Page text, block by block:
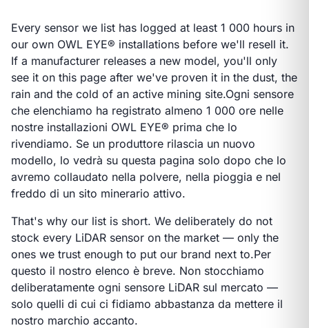
Every sensor we list has logged at least 1 000 hours in
our own OWL EYE® installations before we'll resell it.
If a manufacturer releases a new model, you'll only
see it on this page after we've proven it in the dust, the
rain and the cold of an active mining site.Ogni sensore
che elenchiamo ha registrato almeno 1 000 ore nelle
nostre installazioni OWL EYE® prima che lo
rivendiamo. Se un produttore rilascia un nuovo
modello, lo vedrà su questa pagina solo dopo che lo
avremo collaudato nella polvere, nella pioggia e nel
freddo di un sito minerario attivo.
That's why our list is short. We deliberately do not
stock every LiDAR sensor on the market — only the
ones we trust enough to put our brand next to.Per
questo il nostro elenco è breve. Non stocchiamo
deliberatamente ogni sensore LiDAR sul mercato —
solo quelli di cui ci fidiamo abbastanza da mettere il
nostro marchio accanto.